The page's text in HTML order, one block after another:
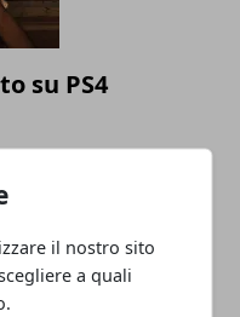
il nostro sito
a quali
su PS4